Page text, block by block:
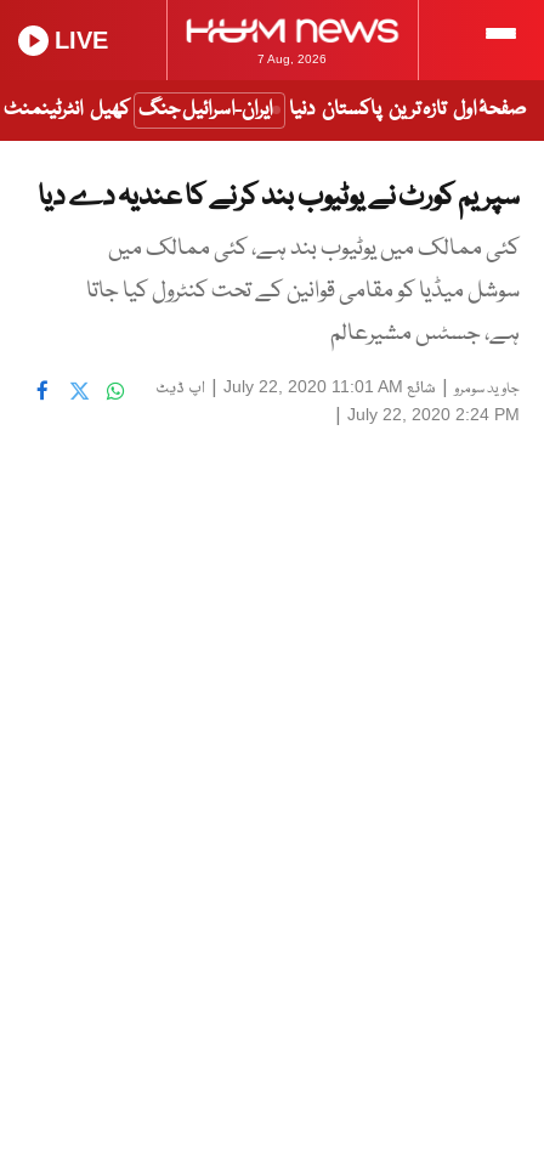
7 Aug, 2026
LIVE
صفحۂ اول تازہ ترین پاکستان دنیا ایران-اسرائیل جنگ کھیل انٹرٹینمنٹ
سپریم کورٹ نے یوٹیوب بند کرنے کا عندیہ دے دیا
کئی ممالک میں یوٹیوب بند ہے، کئی ممالک میں
سوشل میڈیا کو مقامی قوانین کے تحت کنٹرول کیا جاتا
ہے، جسٹس مشیرعالم
جاوید سومرو| شائع July 22, 2020 11:01 AM
| اپ ڈیٹ
July 22, 2020 2:24 PM
|